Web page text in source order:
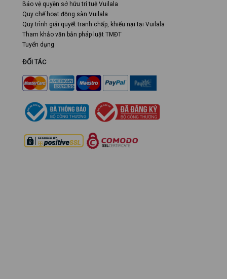
Bảo vệ quyền sở hữu trí tuệ Vuilala
Quy chế hoạt động sàn Vuilala
Quy trình giải quyết tranh chấp, khiếu nại tại Vuilala
Tham khảo văn bản pháp luật TMĐT
Tuyển dụng
ĐỐI TÁC